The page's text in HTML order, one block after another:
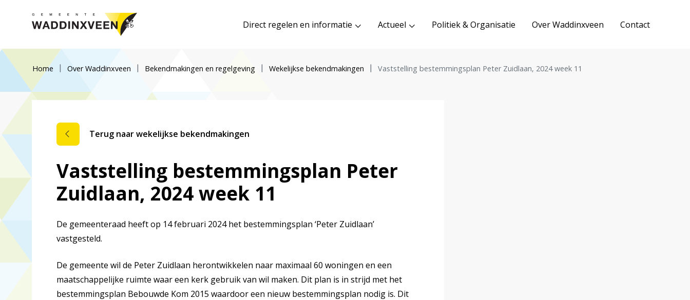
Direct regelen en informatie Actueel Politiek & Organisatie Over Waddinxveen Contact
Home Over Waddinxveen Bekendmakingen en regelgeving Wekelijkse bekendmakingen Vaststelling bestemmingsplan Peter Zuidlaan, 2024 week 11
Terug naar wekelijkse bekendmakingen
Vaststelling bestemmingsplan Peter
Zuidlaan, 2024 week 11
De gemeenteraad heeft op 14 februari 2024 het bestemmingsplan ‘Peter Zuidlaan’
vastgesteld.
De gemeente wil de Peter Zuidlaan herontwikkelen naar maximaal 60 woningen en een
maatschappelijke ruimte waar een kerk gebruik van wil maken. Dit plan is in strijd met het
bestemmingsplan Bebouwde Kom 2015 waardoor een nieuw bestemmingsplan nodig is. Dit